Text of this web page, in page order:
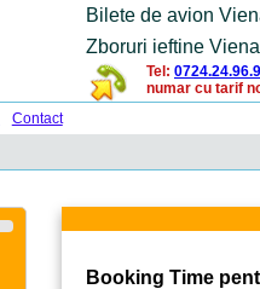
Bilete de avion
Zboruri ieftine
Tel:
numar cu tarif
Contact
Booking Time